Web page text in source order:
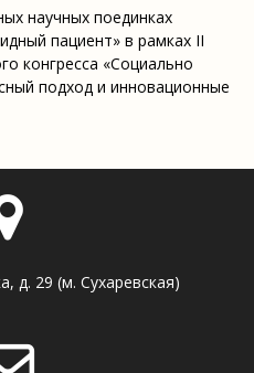
научных поединках
пациент» в рамках II
конгресса «Социально
подход и инновационные
д. 29 (м. Сухаревская)